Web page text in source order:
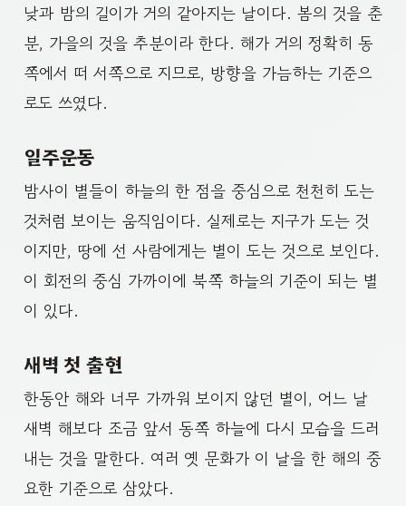
낮과 밤의 길이가 거의 같아지는 날이다. 봄의 것을 춘
분, 가을의 것을 추분이라 한다. 해가 거의 정확히 동
쪽에서 떠 서쪽으로 지므로, 방향을 가늠하는 기준으
로도 쓰였다.
일주운동
밤사이 별들이 하늘의 한 점을 중심으로 천천히 도는
것처럼 보이는 움직임이다. 실제로는 지구가 도는 것
이지만, 땅에 선 사람에게는 별이 도는 것으로 보인다.
이 회전의 중심 가까이에 북쪽 하늘의 기준이 되는 별
이 있다.
새벽 첫 출현
한동안 해와 너무 가까워 보이지 않던 별이, 어느 날
새벽 해보다 조금 앞서 동쪽 하늘에 다시 모습을 드러
내는 것을 말한다. 여러 옛 문화가 이 날을 한 해의 중
요한 기준으로 삼았다.